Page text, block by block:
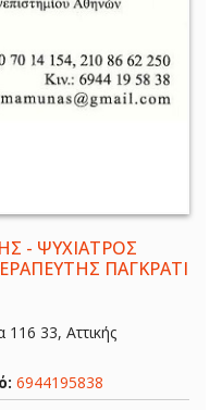
- ΨΥΧΙΑΤΡΟΣ
ΠΑΓΚΡΑΤΙ
33, Αττικής
6944195838